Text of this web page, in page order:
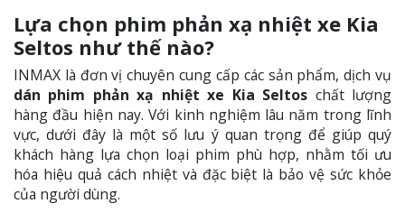
Lựa chọn phim phản xạ nhiệt xe Kia
Seltos như thế nào?
INMAX là đơn vị chuyên cung cấp các sản phẩm, dịch vụ
dán phim phản xạ nhiệt xe Kia Seltos chất lượng
hàng đầu hiện nay. Với kinh nghiệm lâu năm trong lĩnh
vực, dưới đây là một số lưu ý quan trọng để giúp quý
khách hàng lựa chọn loại phim phù hợp, nhằm tối ưu
hóa hiệu quả cách nhiệt và đặc biệt là bảo vệ sức khỏe
của người dùng.